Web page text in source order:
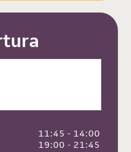
11:45 - 14:00
19:00 - 21:45